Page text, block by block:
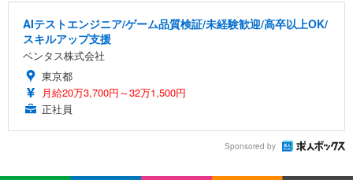
AIテストエンジニア/ゲーム品質検証/未経験歓迎/高卒以上OK/
スキルアップ支援
ベンタス株式会社
東京都
月給20万3,700円～32万1,500円
正社員
Sponsored by